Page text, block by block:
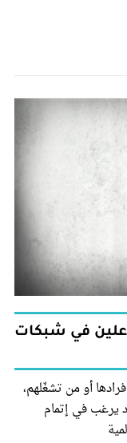
في شبكات
أو من تشغّلهم،
يرغب في إتمام